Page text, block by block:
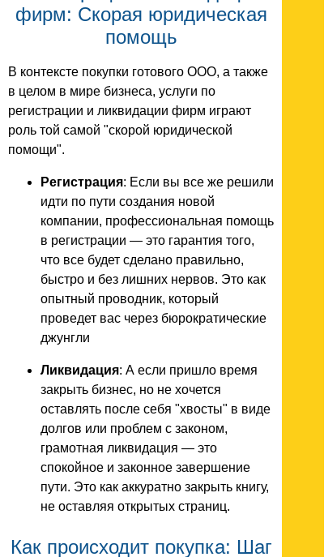
фирм: Скорая юридическая
помощь
В контексте покупки готового ООО, а также
в целом в мире бизнеса, услуги по
регистрации и ликвидации фирм играют
роль той самой "скорой юридической
помощи".
Регистрация: Если вы все же решили
идти по пути создания новой
компании, профессиональная помощь
в регистрации — это гарантия того,
что все будет сделано правильно,
быстро и без лишних нервов. Это как
опытный проводник, который
проведет вас через бюрократические
джунгли
Ликвидация: А если пришло время
закрыть бизнес, но не хочется
оставлять после себя "хвосты" в виде
долгов или проблем с законом,
грамотная ликвидация — это
спокойное и законное завершение
пути. Это как аккуратно закрыть книгу,
не оставляя открытых страниц.
Как происходит покупка: Шаг